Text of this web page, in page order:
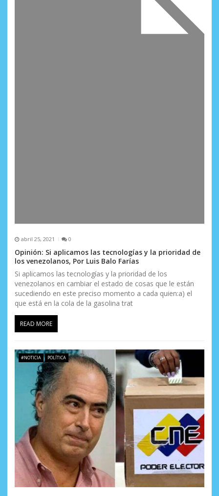
abril 25, 2021 0
Opinión: Si aplicamos las tecnologías y la prioridad de
los venezolanos, Por Luis Balo Farías
Si aplicamos las tecnologías y la prioridad de los
venezolanos en cambiar el estado de cosas que le están
sucediendo en este preciso momento a cada quien:a) el
que está en la cola de la gasolina trat
READ MORE
#NOTICIA POLÍTICA